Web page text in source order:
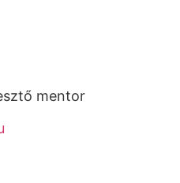
mentor